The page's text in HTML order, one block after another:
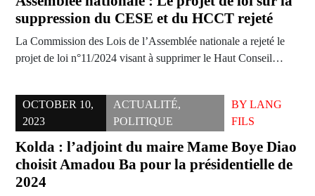
suppression du CESE et du HCCT rejeté
La Commission des Lois de l’Assemblée nationale a rejeté le
projet de loi n°11/2024 visant à supprimer le Haut Conseil…
OCTOBER 10,
2023
ACTUALITÉ,
POLITIQUE
BY LANG
FILS
Kolda : l’adjoint du maire Mame Boye Diao
choisit Amadou Ba pour la présidentielle de
2024